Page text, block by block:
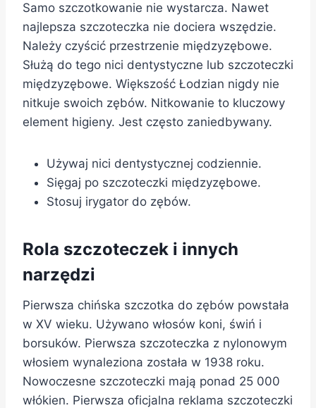
Samo szczotkowanie nie wystarcza. Nawet
najlepsza szczoteczka nie dociera wszędzie.
Należy czyścić przestrzenie międzyzębowe.
Służą do tego nici dentystyczne lub szczoteczki
międzyzębowe. Większość Łodzian nigdy nie
nitkuje swoich zębów. Nitkowanie to kluczowy
element higieny. Jest często zaniedbywany.
Używaj nici dentystycznej codziennie.
Sięgaj po szczoteczki międzyzębowe.
Stosuj irygator do zębów.
Rola szczoteczek i innych
narzędzi
Pierwsza chińska szczotka do zębów powstała
w XV wieku. Używano włosów koni, świń i
borsuków. Pierwsza szczoteczka z nylonowym
włosiem wynaleziona została w 1938 roku.
Nowoczesne szczoteczki mają ponad 25 000
włókien. Pierwsza oficjalna reklama szczoteczki